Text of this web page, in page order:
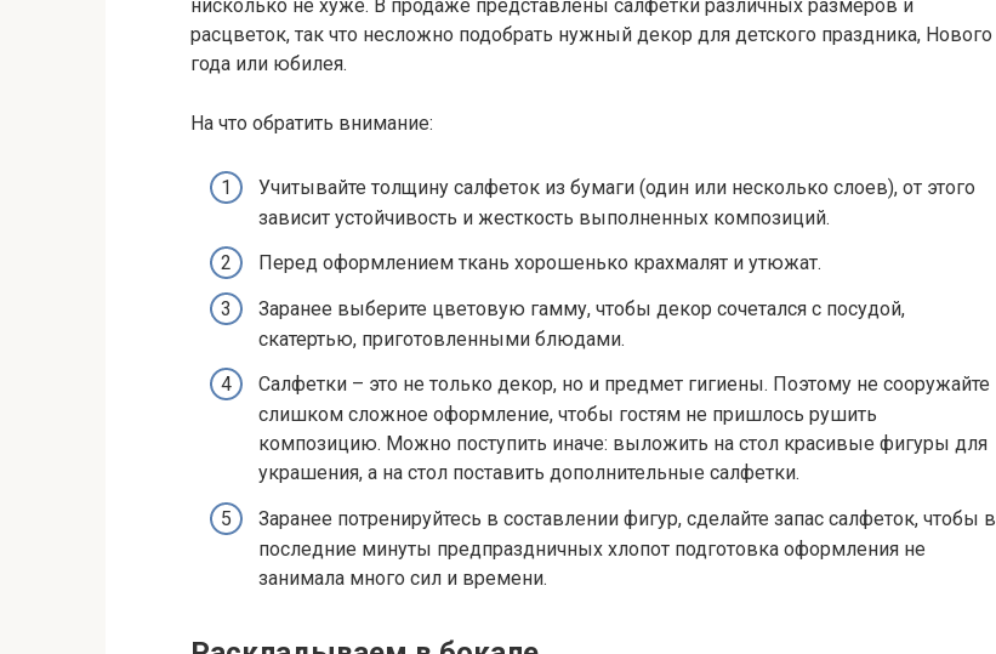
нисколько не хуже. В продаже представлены салфетки различных размеров и
расцветок, так что несложно подобрать нужный декор для детского праздника, Нового
года или юбилея.
На что обратить внимание:
Учитывайте толщину салфеток из бумаги (один или несколько слоев), от этого
зависит устойчивость и жесткость выполненных композиций.
Перед оформлением ткань хорошенько крахмалят и утюжат.
Заранее выберите цветовую гамму, чтобы декор сочетался с посудой,
скатертью, приготовленными блюдами.
Салфетки – это не только декор, но и предмет гигиены. Поэтому не сооружайте
слишком сложное оформление, чтобы гостям не пришлось рушить
композицию. Можно поступить иначе: выложить на стол красивые фигуры для
украшения, а на стол поставить дополнительные салфетки.
Заранее потренируйтесь в составлении фигур, сделайте запас салфеток, чтобы в
последние минуты предпраздничных хлопот подготовка оформления не
занимала много сил и времени.